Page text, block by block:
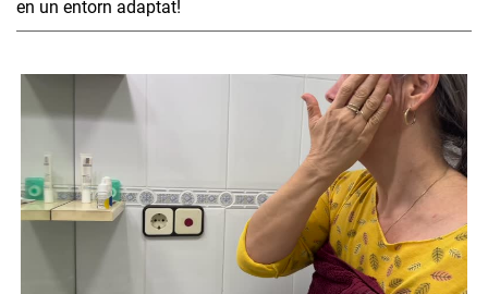
en un entorn adaptat!